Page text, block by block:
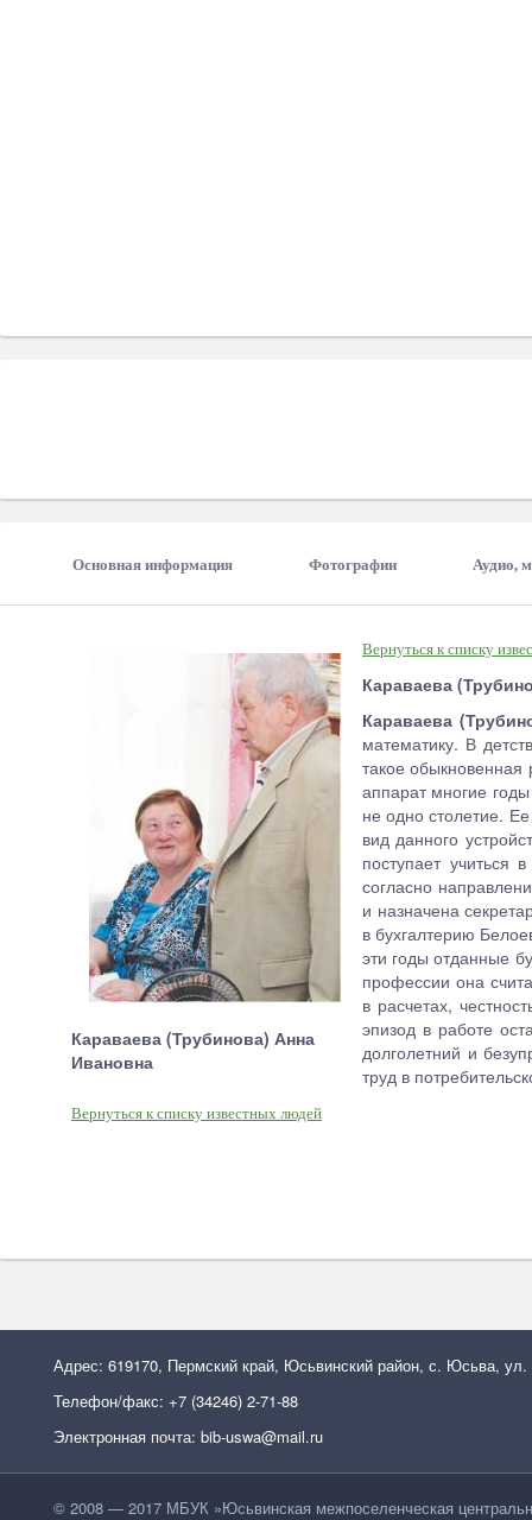
Основная информация Фотографии Аудио,
Караваева (Трубинова) Анна
Ивановна
Вернуться к списку
Караваева
Караваева
математику. В
такое
аппарат многие
не одно столетие.
вид данного
поступает учиться
согласно
и назначена
в бухгалтерию
эти годы отданные
профессии она
в расчетах,
эпизод в работе
долголетний и
труд в
Вернуться к списку известных людей
Адрес: 619170, Пермский край, Юсьвинский район, с. Юсьва, ул.
Телефон/факс: +7 (34246) 2-71-88
Электронная почта: bib-uswa@mail.ru
© 2008 — 2017 МБУК »Юсьвинская межпоселенческая